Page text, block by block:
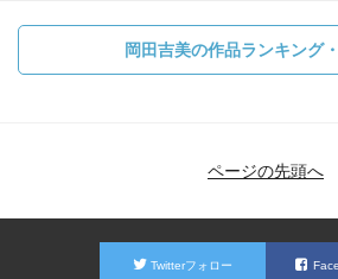
岡田吉美の作品ランキング
ページの先頭へ
Twitterフォロー